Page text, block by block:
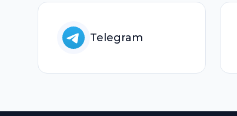
Telegram